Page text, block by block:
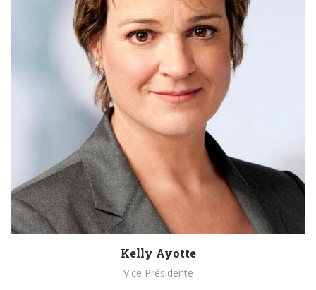
Kelly Ayotte
Vice Présidente